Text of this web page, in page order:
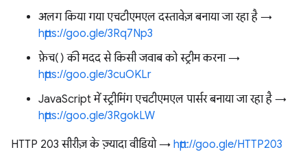
अलग किया गया एचटीएमएल दस्तावेज़ बनाया जा रहा है →
https://goo.gle/3Rq7Np3
फ़ेच() की मदद से किसी जवाब को स्ट्रीम करना →
https://goo.gle/3cuOKLr
JavaScript में स्ट्रीमिंग एचटीएमएल पार्सर बनाया जा रहा है →
https://goo.gle/3RgokLW
HTTP 203 सीरीज़ के ज़्यादा वीडियो → http://goo.gle/HTTP203